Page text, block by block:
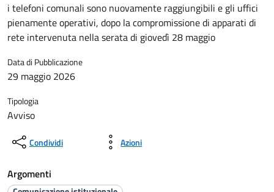
i telefoni comunali sono nuovamente raggiungibili e gli uffici
pienamente operativi, dopo la compromissione di apparati di
rete intervenuta nella serata di giovedì 28 maggio
Data di Pubblicazione
29 maggio 2026
Tipologia
Avviso
Condividi Azioni
Argomenti